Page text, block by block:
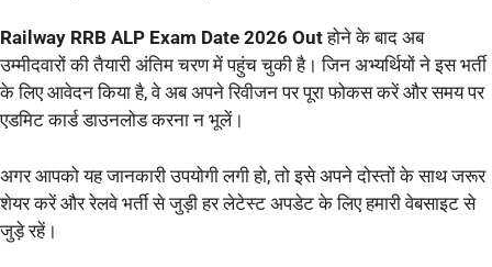
Railway RRB ALP Exam Date 2026 Outहोने के बाद अब
उम्मीदवारों की तैयारी अंतिम चरण में पहुंच चुकी है। जिन अभ्यर्थियों ने इस भर्ती
के लिए आवेदन किया है, वे अब अपने रिवीजन पर पूरा फोकस करें और समय पर
एडमिट कार्ड डाउनलोड करना न भूलें।
अगर आपको यह जानकारी उपयोगी लगी हो, तो इसे अपने दोस्तों के साथ जरूर
शेयर करें और रेलवे भर्ती से जुड़ी हर लेटेस्ट अपडेट के लिए हमारी वेबसाइट से
जुड़े रहें।